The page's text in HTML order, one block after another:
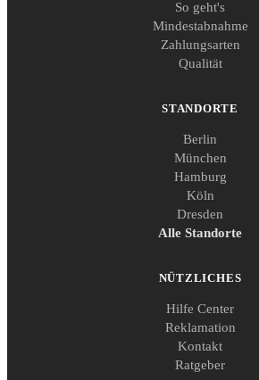
So geht's
Mindestabnahme
Zahlungsarten
Qualität
STANDORTE
Berlin
München
Hamburg
Köln
Dresden
Alle Standorte
NÜTZLICHES
Hilfe Center
Reklamation
Kontakt
Ratgeber